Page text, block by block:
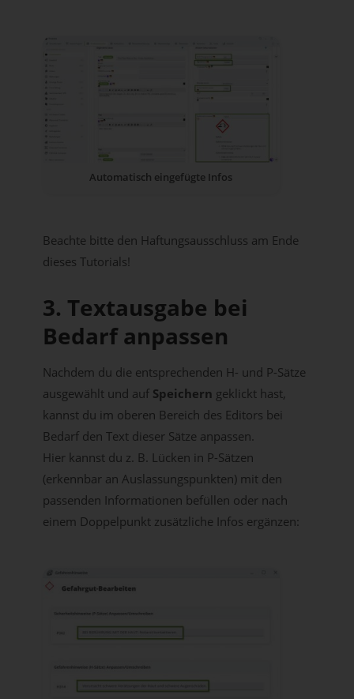
Automatisch eingefügte Infos
Beachte bitte den Haftungsausschluss am Ende
dieses Tutorials!
3. Textausgabe bei
Bedarf anpassen
Nachdem du die entsprechenden H- und P-Sätze
ausgewählt und auf Speichern geklickt hast,
kannst du im oberen Bereich des Editors bei
Bedarf den Text dieser Sätze anpassen.
Hier kannst du z. B. Lücken in P-Sätzen
(erkennbar an Auslassungspunkten) mit den
passenden Informationen befüllen oder nach
einem Doppelpunkt zusätzliche Infos ergänzen: